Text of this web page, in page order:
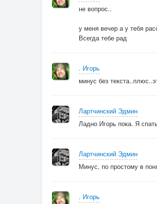
Ты докажи всё, что
Часы пробили двенадцать,
Ждала тебя очень.
Там в темноте за окном
Незнакомый.
не вопрос..
у меня вечер а у тебя
Всегда тебе рад
. Игорь
минус без
Лартчинский Эдмин
Ладно Игорь пока. Я
Лартчинский Эдмин
Минус, по простому в
. Игорь